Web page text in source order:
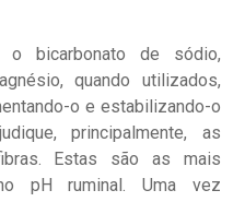
o bicarbonato de sódio,
quando utilizados,
o e estabilizando-o
principalmente, as
Estas são as mais
pH ruminal. Uma vez